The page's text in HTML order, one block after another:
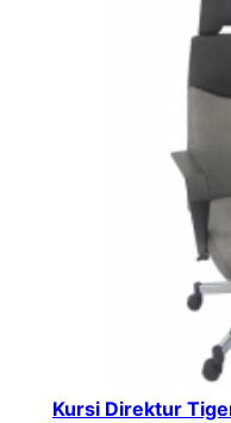
Kursi Direktur